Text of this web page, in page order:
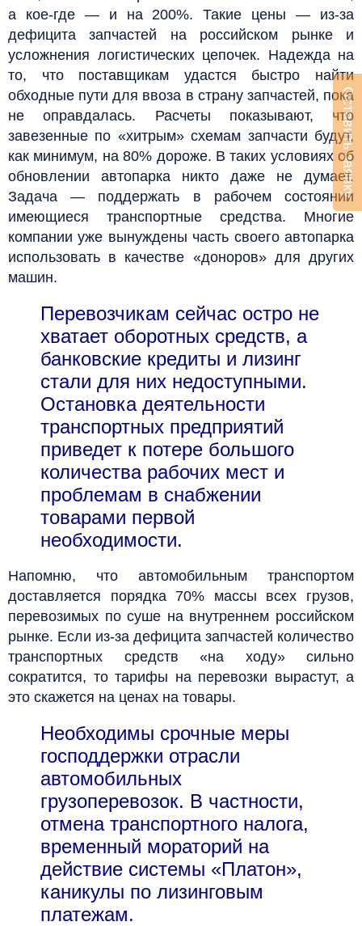
а кое-где — и на 200%. Такие цены — из-за
дефицита запчастей на российском рынке и
усложнения логистических цепочек. Надежда на
то, что поставщикам удастся быстро найти
обходные пути для ввоза в страну запчастей, пока
не оправдалась. Расчеты показывают, что
завезенные по «хитрым» схемам запчасти будут,
как минимум, на 80% дороже. В таких условиях об
обновлении автопарка никто даже не думает.
Задача — поддержать в рабочем состоянии
имеющиеся транспортные средства. Многие
компании уже вынуждены часть своего автопарка
использовать в качестве «доноров» для других
машин.
Перевозчикам сейчас остро не
хватает оборотных средств, а
банковские кредиты и лизинг
стали для них недоступными.
Остановка деятельности
транспортных предприятий
приведет к потере большого
количества рабочих мест и
проблемам в снабжении
товарами первой
необходимости.
Напомню, что автомобильным транспортом
доставляется порядка 70% массы всех грузов,
перевозимых по суше на внутреннем российском
рынке. Если из-за дефицита запчастей количество
транспортных средств «на ходу» сильно
сократится, то тарифы на перевозки вырастут, а
это скажется на ценах на товары.
Необходимы срочные меры
господдержки отрасли
автомобильных
грузоперевозок. В частности,
отмена транспортного налога,
временный мораторий на
действие системы «Платон»,
каникулы по лизинговым
платежам.
Оставить заявку